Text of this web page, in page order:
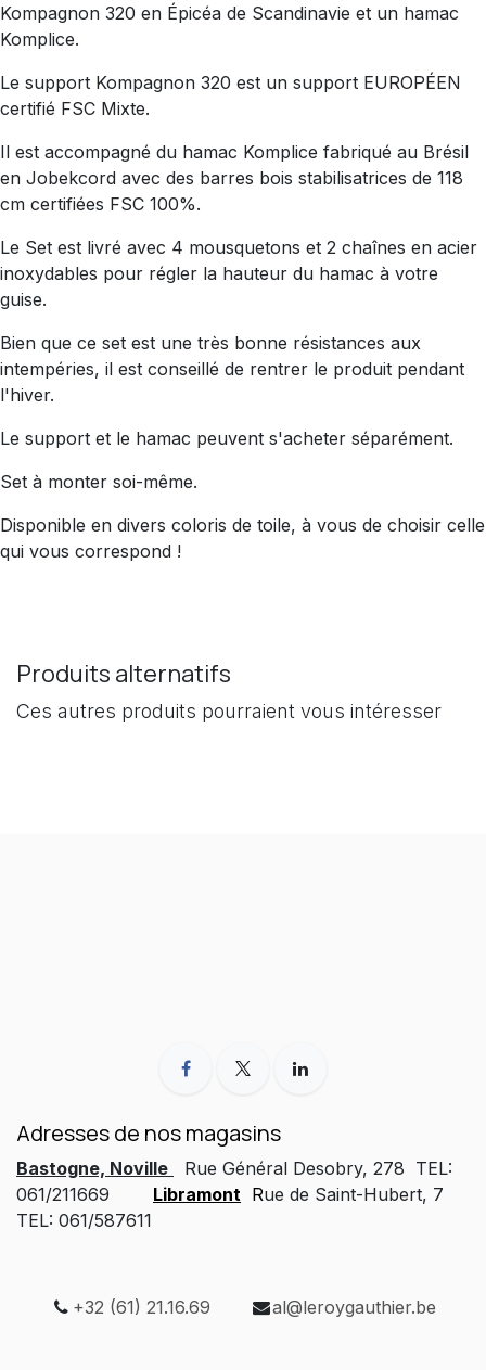
Kompagnon 320 en Épicéa de Scandinavie et un hamac
Komplice.
Le support Kompagnon 320 est un support EUROPÉEN
certifié FSC Mixte.
Il est accompagné du hamac Komplice fabriqué au Brésil
en Jobekcord avec des barres bois stabilisatrices de 118
cm certifiées FSC 100%.
Le Set est livré avec 4 mousquetons et 2 chaînes en acier
inoxydables pour régler la hauteur du hamac à votre
guise.
Bien que ce set est une très bonne résistances aux
intempéries, il est conseillé de rentrer le produit pendant
l'hiver.
Le support et le hamac peuvent s'acheter séparément.
Set à monter soi-même.
Disponible en divers coloris de toile, à vous de choisir celle
qui vous correspond !
Produits alternatifs
Ces autres produits pourraient vous intéresser
Adresses de nos magasins
Bastogne, Noville
Rue Général Desobry, 278 TEL:
061/211669
Libramont Rue de Saint-Hubert, 7
TEL: 061/587611
+32 (61) 21.16.69 al@leroygauthier.be